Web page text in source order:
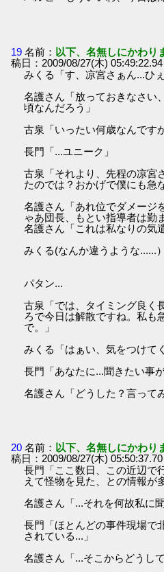
19 名前： 以下、名無しにかわり
稿日：2009/08/27(木)
みくる「す、凉宮さぁん...ひぇ
名護さん「放っておきなさい
頃なんだろう」
古泉「いったい何歳なんです
長門「...ユニーク」
古泉「それより、先程の凉宮
たのでは？おかげで僕にも急
名護さん「あれ位でダメージ
ゃあ団長、もとい指導者は勤
名護さん「これは私なりの気
みくる(なんか違うような......）
パタン...
古泉「では、タイミング良く
ろで今日は解散ですね。私も
で。」
みくる「はぁい、気をつけて
長門「あなたに...聞きたい事が
名護さん「どうした？言って
20 名前： 以下、名無しにかわり
稿日：2009/08/27(木)
長門「ここ数日、この近辺で
えて怪物を見た、との情報が
名護さん「...それを何故私に聞
長門「ほとんどの事件現場で
されている...」
名護さん「...そこからどうし